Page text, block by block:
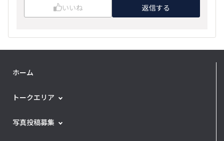
いいね 返信する
ホーム
トークエリア
写真投稿募集